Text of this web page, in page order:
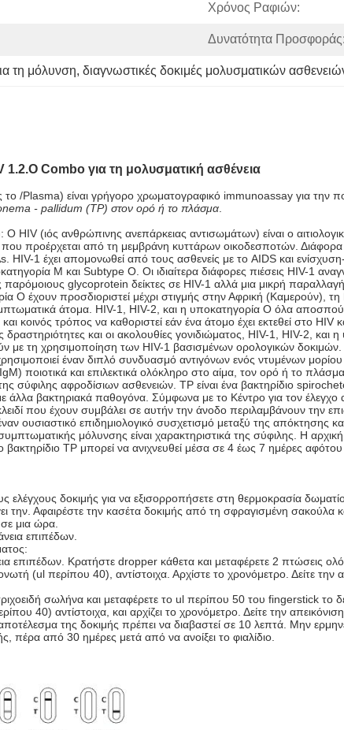
Χρόνος Ραφιών:
Δυνατότητα Προσφοράς:
τη μόλυνση, διαγνωστικές δοκιμές μολυσματικών
Combo για τη μολυσματική ασθένεια
/Plasma) είναι γρήγορο χρωματογραφικό immunoassay για την
- pallidum (TP) στον ορό ή το πλάσμα
(ιός ανθρώπινης ανεπάρκειας αντισωμάτων) είναι ο
προέρχεται από τη μεμβράνη κυττάρων οικοδεσποτών.
HIV-1 έχει απομονωθεί από τους ασθενείς με το AIDS και
Μ και Subtype Ο. Οι ιδιαίτερα διάφορες πιέσεις HIV-1
glycoprotein δείκτες σε HIV-1 αλλά μια μικρή παραλλαγή
Ο έχουν προσδιοριστεί μέχρι στιγμής στην Αφρική (Καμερούν),
άτομα. HIV-1, HIV-2, και η υποκατηγορία Ο όλα
κοινός τρόπος να καθοριστεί εάν ένα άτομο έχει εκτεθεί στο HIV
δραστηριότητες και οι ακολουθίες γονιδιώματος, HIV-1, HIV-2,
με τη χρησιμοποίηση των HIV-1 βασισμένων ορολογικών δοκιμών.
έναν διπλό συνδυασμό αντιγόνων ενός ντυμένων μορίου
ποιοτικά και επιλεκτικά ολόκληρο στο αίμα, τον ορό ή το πλάσμα.
σύφιλης αφροδίσιων ασθενειών. TP είναι ένα βακτηρίδιο
άλλα βακτηριακά παθογόνα. Σύμφωνα με το Κέντρο για τον
που έχουν συμβάλει σε αυτήν την άνοδο περιλαμβάνουν την
ουσιαστικό επιδημιολογικό συσχετισμό μεταξύ της απόκτησης
μόλυνσης είναι χαρακτηριστικά της σύφιλης. Η
TP μπορεί να ανιχνευθεί μέσα σε 4 έως 7 ημέρες αφότου
ελέγχους δοκιμής για να εξισορροπήσετε στη θερμοκρασία
την. Αφαιρέστε την κασέτα δοκιμής από τη σφραγισμένη σακούλα
μια ώρα.
επιπέδων.
επιπέδων. Κρατήστε dropper κάθετα και μεταφέρετε 2
(ul περίπου 40), αντίστοιχα. Αρχίστε το χρονόμετρο. Δείτε την
σωλήνα και μεταφέρετε το ul περίπου 50 του fingerstick
40) αντίστοιχα, και αρχίζει το χρονόμετρο. Δείτε την
της δοκιμής πρέπει να διαβαστεί σε 10 λεπτά. Μην
πέρα από 30 ημέρες μετά από να ανοίξει το φιαλίδιο.